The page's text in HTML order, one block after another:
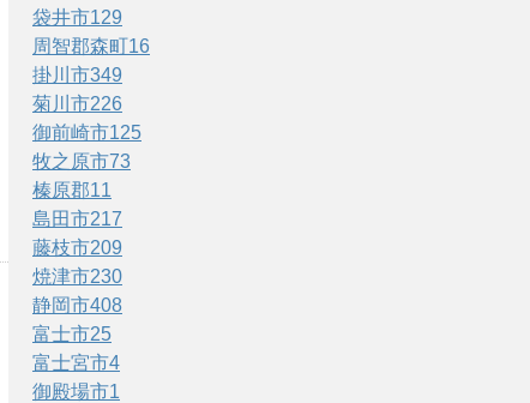
袋井市129
周智郡森町16
掛川市349
菊川市226
御前崎市125
牧之原市73
榛原郡11
島田市217
藤枝市209
焼津市230
静岡市408
富士市25
富士宮市4
御殿場市1